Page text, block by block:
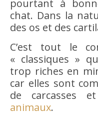
pourtant à
chat. Dans la
des os et des
C’est tout le
« classiques »
trop riches en
car elles sont
de carcasses
animaux.